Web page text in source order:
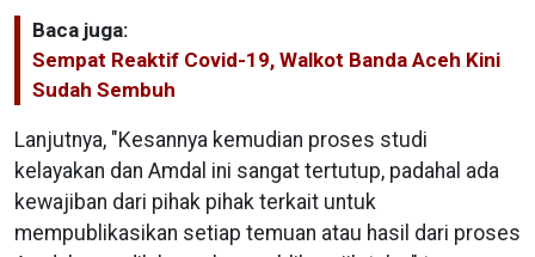
Baca juga:
Sempat Reaktif Covid-19, Walkot Banda Aceh Kini
Sudah Sembuh
Lanjutnya, "Kesannya kemudian proses studi
kelayakan dan Amdal ini sangat tertutup, padahal ada
kewajiban dari pihak pihak terkait untuk
mempublikasikan setiap temuan atau hasil dari proses